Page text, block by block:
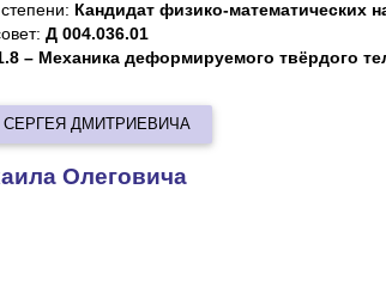
Кандидат физико-математических
Д 004.036.01
– Механика деформируемого твёрдого
ДМИТРИЕВИЧА
Олеговича